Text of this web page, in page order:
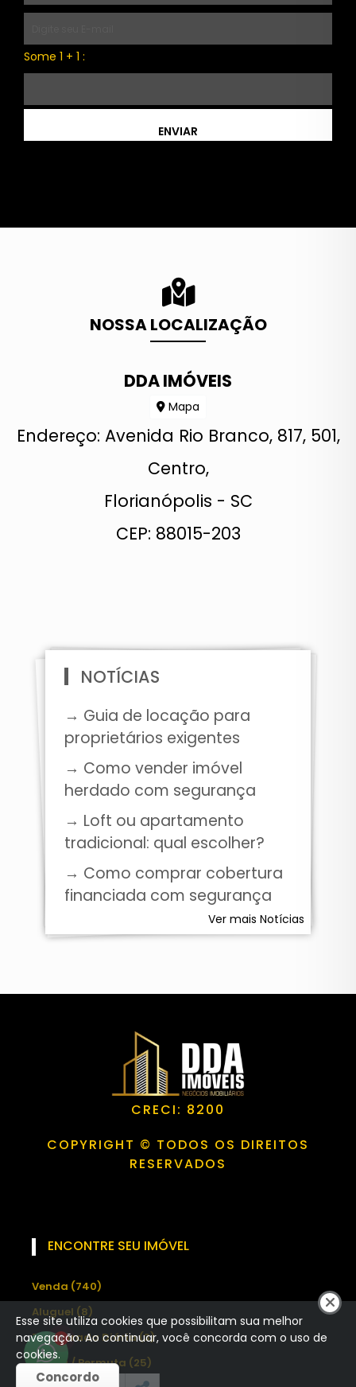
Some 1 + 1 :
ENVIAR
NOSSA LOCALIZAÇÃO
DDA IMÓVEIS
Mapa
Endereço: Avenida Rio Branco, 817, 501,
Centro,
Florianópolis - SC
CEP: 88015-203
NOTÍCIAS
→ Guia de locação para
proprietários exigentes
→ Como vender imóvel
herdado com segurança
→ Loft ou apartamento
tradicional: qual escolher?
→ Como comprar cobertura
financiada com segurança
Ver mais Notícias
CRECI: 8200
COPYRIGHT © TODOS OS DIREITOS
RESERVADOS
ENCONTRE SEU IMÓVEL
Venda (740)
Aluguel (8)
Temporada Diária (3)
Venda / Permuta (25)
1
Esse site utiliza cookies que possibilitam sua melhor
navegação. Ao continuar, você concorda com o uso de
cookies.
Concordo